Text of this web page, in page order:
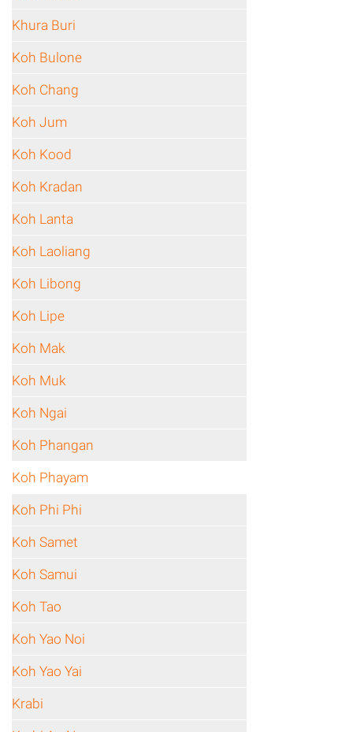
Khura Buri
Koh Bulone
Koh Chang
Koh Jum
Koh Kood
Koh Kradan
Koh Lanta
Koh Laoliang
Koh Libong
Koh Lipe
Koh Mak
Koh Muk
Koh Ngai
Koh Phangan
Koh Phayam
Koh Phi Phi
Koh Samet
Koh Samui
Koh Tao
Koh Yao Noi
Koh Yao Yai
Krabi